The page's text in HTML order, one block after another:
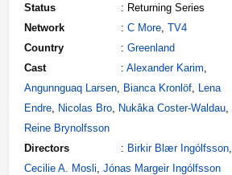
Status
: Returning Series
Network
: C More, TV4
Country
: Greenland
Cast
: Alexander Karim,
Angunnguaq Larsen, Bianca Kronlöf, Lena
Endre, Nicolas Bro, Nukâka Coster-Waldau,
Reine Brynolfsson
Directors
: Birkir Blær Ingólfsson,
Cecilie A. Mosli, Jónas Margeir Ingólfsson